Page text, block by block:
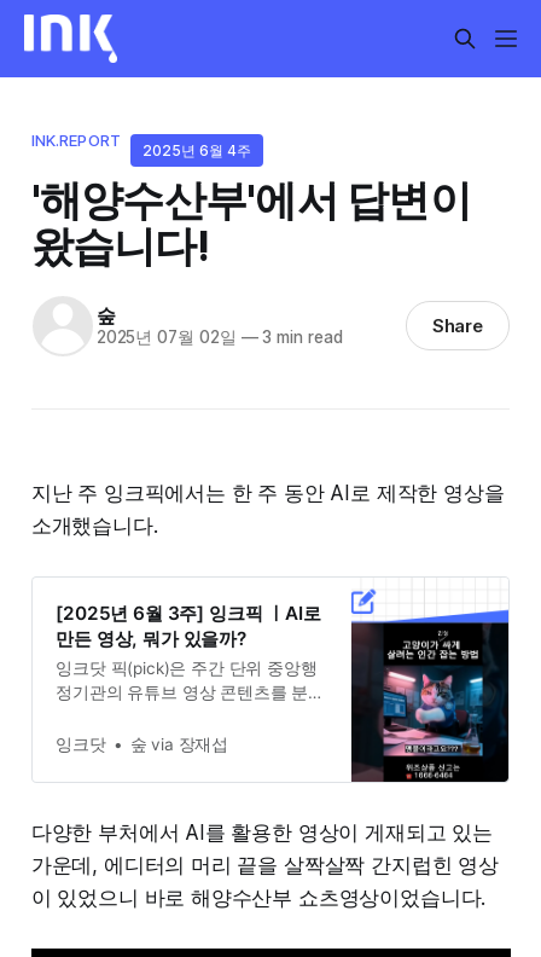
INK.REPORT
2025년 6월 4주
'해양수산부'에서 답변이
왔습니다!
숲
2025년 07월 02일 —3 min read Share
지난 주 잉크픽에서는 한 주 동안 AI로 제작한 영상을
소개했습니다.
[2025년 6월 3주] 잉크픽 ㅣAI로
만든 영상, 뭐가 있을까?
잉크닷 픽(pick)은 주간 단위 중앙행
정기관의 유튜브 영상 콘텐츠를 분석
텐츠를 소개하는 코너입니다. 새로운
부분이 보이는 영상을 선택하며 그
습니다. 최근 AI를 활용한 영상이 많
이 눈에 띄고 있습니다. 햄찌와 같은
채널에서 볼 수 있듯이 ’잘만
잉크닷 숲 via 장재섭
다양한 부처에서 AI를 활용한 영상이 게재되고 있는
가운데, 에디터의 머리 끝을 살짝살짝 간지럽힌 영상
이 있었으니 바로 해양수산부 쇼츠영상이었습니다.